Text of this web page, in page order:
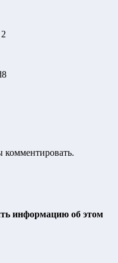
комментировать.
информацию об этом